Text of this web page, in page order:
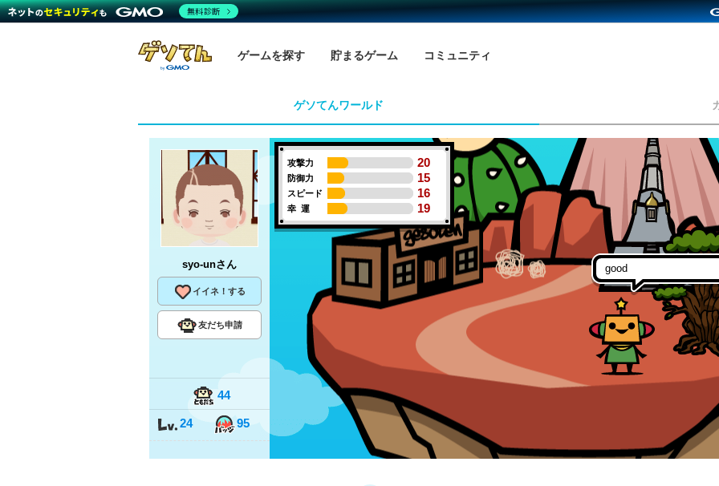
ゲームを探す 貯まるゲーム コミュニティ
ゲソてんワールド
syo-unさん
イイネ！する
友だち申請
44
24 95
攻撃力 20
防御力 15
スピード 16
幸 運 19
good
無料診断